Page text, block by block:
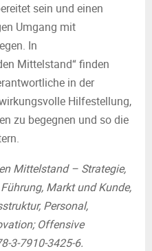
sein und einen
Umgang mit
In
Mittelstand“ finden
in der
Hilfestellung,
zu begegnen und so die
Mittelstand – Strategie,
Markt und Kunde,
Personal,
Offensive
3-7910-3425-6.